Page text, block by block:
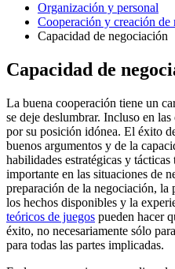
Organización y personal
Cooperación y creación de
Capacidad de negociación
Capacidad de
La buena cooperación tiene un
se deje deslumbrar. Incluso en
por su posición idónea. El éxito
buenos argumentos y de la
habilidades estratégicas y
importante en las situaciones de
preparación de la negociación, la
los hechos disponibles y la
teóricos de juegos pueden hacer
éxito, no necesariamente sólo
para todas las partes implicadas.